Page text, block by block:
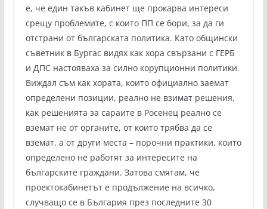
е, че един такъв кабинет ще прокарва интереси
срещу проблемите, с които ПП се бори, за да ги
отстрани от българската политика. Като общински
съветник в Бургас видях как хора свързани с ГЕРБ
и ДПС настояваха за силно корупционни политики.
Виждал съм как хората, които официално заемат
определени позиции, реално не взимат решения,
как решенията за сараите в Росенец реално се
вземат не от органите, от които трябва да се
вземат, а от други места – порочни практики, които
определено не работят за интересите на
българските граждани. Затова смятам, че
проектокабинетът е продължение на всичко,
случващо се в България през последните 30